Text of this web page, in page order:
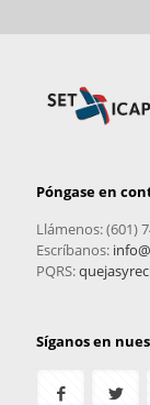
Póngase en
Llámenos: (601)
Escríbanos:
PQRS:
Síganos en